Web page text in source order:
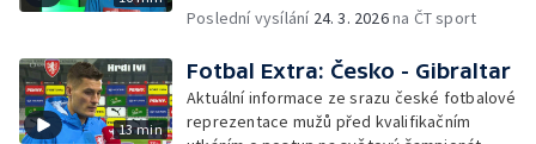
Poslední vysílání 24. 3. 2026na ČT sport
13 min
Fotbal Extra: Česko - Gibraltar
Aktuální informace ze srazu české fotbalové
reprezentace mužů před kvalifikačním